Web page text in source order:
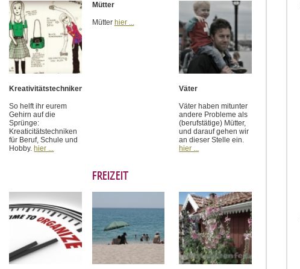
Kreativitätstechniken
So helft ihr eurem
Gehirn auf die
Sprünge:
Kreaticitätstechniken
für Beruf, Schule und
Hobby.hier ...
Mütter
Mütter hier ...
Väter
Väter haben mitunter
andere Probleme als
(berufstätige) Mütter,
und darauf gehen wir
an dieser Stelle ein.
hier ...
FREIZEIT